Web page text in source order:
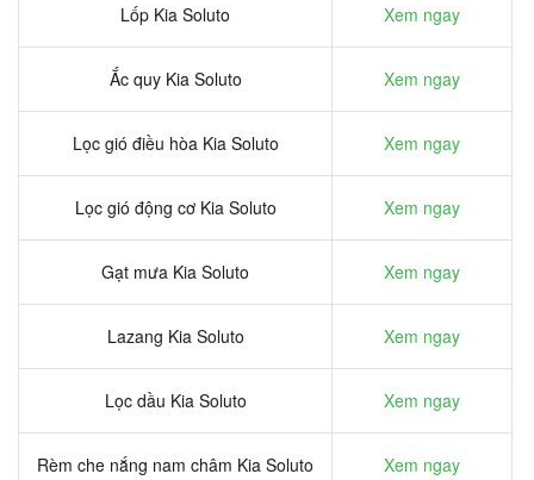
Lốp Kia Soluto Xem ngay
Ắc quy Kia Soluto Xem ngay
Lọc gió điều hòa Kia Soluto Xem ngay
Lọc gió động cơ Kia Soluto Xem ngay
Gạt mưa Kia Soluto Xem ngay
Lazang Kia Soluto Xem ngay
Lọc dầu Kia Soluto Xem ngay
Rèm che nắng nam châm Kia Soluto Xem ngay